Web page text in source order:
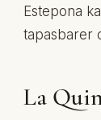
Estepona
tapasbarer
La